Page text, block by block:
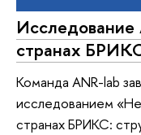
странах
Команда ANR-lab
исследованием
странах БРИКС: